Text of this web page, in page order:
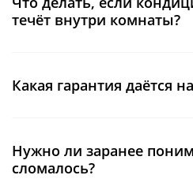
течёт внутри комнаты?
Какая гарантия даётся
Нужно ли заранее
сломалось?